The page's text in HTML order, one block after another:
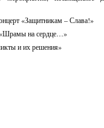
«Защитникам – Слава!»
«Шрамы на сердце…»
и их решения»